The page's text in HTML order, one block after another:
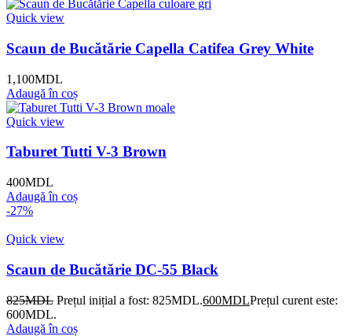
Quick view
Scaun de Bucătărie Capella Catifea Grey White
1,100MDL
Adaugă în coș
Quick view
Taburet Tutti V-3 Brown
400MDL
Adaugă în coș
-27%
Quick view
Scaun de Bucătărie DC-55 Black
825MDL Prețul inițial a fost: 825MDL.600MDLPrețul curent este:
600MDL.
Adaugă în coș